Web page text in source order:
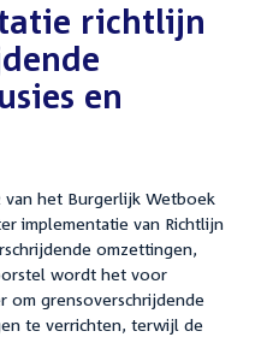
richtlijn
en
het Burgerlijk Wetboek
implementatie van Richtlijn
omzettingen,
wordt het voor
om grensoverschrijdende
te verrichten, terwijl de